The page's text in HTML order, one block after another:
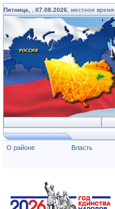
Пятница, 07.08.2026 , местное время
О районе Власть